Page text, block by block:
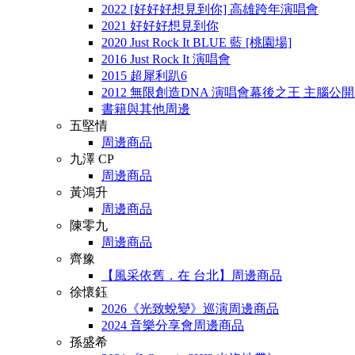
2022 [好好好想見到你] 高雄跨年演唱會
2021 好好好想見到你
2020 Just Rock It BLUE 藍 [桃園場]
2016 Just Rock It 演唱會
2015 超犀利趴6
2012 無限創造DNA 演唱會幕後之王 主腦公
書籍與其他周邊
五堅情
周邊商品
九澤 CP
周邊商品
黃鴻升
周邊商品
陳零九
周邊商品
齊豫
【風采依舊．在 台北】周邊商品
徐懷鈺
2026《光致蛻變》巡演周邊商品
2024 音樂分享會周邊商品
孫盛希